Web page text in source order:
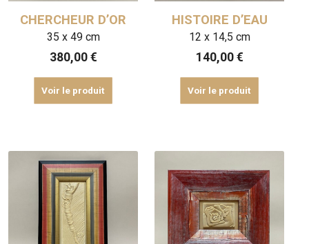
CHERCHEUR D’OR
35 x 49 cm
380,00 €
Voir le produit
HISTOIRE D’EAU
12 x 14,5 cm
140,00 €
Voir le produit